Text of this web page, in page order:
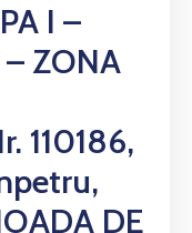
I –
ZONA
110186,
DE